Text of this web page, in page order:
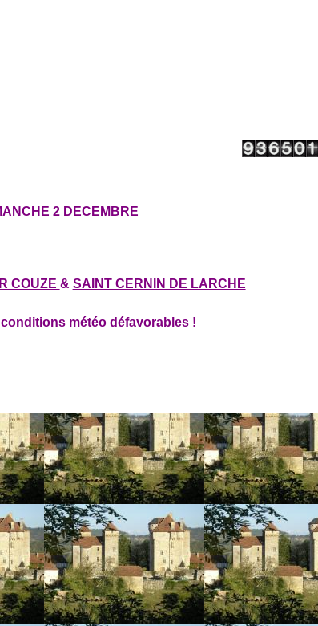
2 DECEMBRE
COUZE & SAINT CERNIN DE LARCHE
météo défavorables !